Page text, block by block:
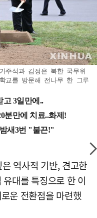
주석과 김정은 북한 국무위
교를 방문해 전나무 한 그루
역사적 기반, 견고한
대를 특징으로 한 이
운 전환점을 마련했